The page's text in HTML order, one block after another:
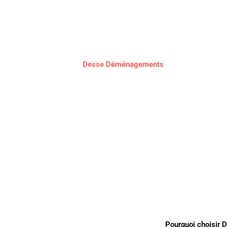
Desse Déménagements
Pourquoi choisir